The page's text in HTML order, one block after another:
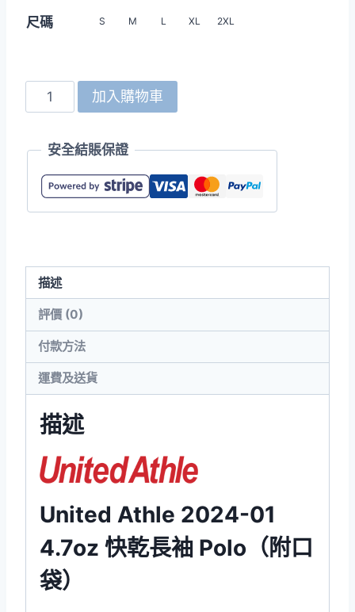
HKD119.0
尺碼
S M L XL 2XL
United
Athle
01
4.7oz
Polo
數
加入購物車
安全結賬保證
描述
評價 (0)
付款方法
運費及送貨
描述
United Athle 2024-01
4.7oz 快乾長袖 Polo（附口
袋）